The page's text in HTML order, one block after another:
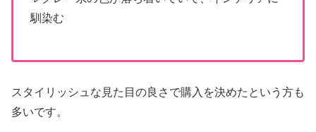
馴染む
スタイリッシュな見た目の良さで購入を決めたという方も
多いです。